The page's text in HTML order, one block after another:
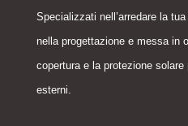
Specializzati nell’arredare la
nella progettazione e messa in
copertura e la protezione
esterni.